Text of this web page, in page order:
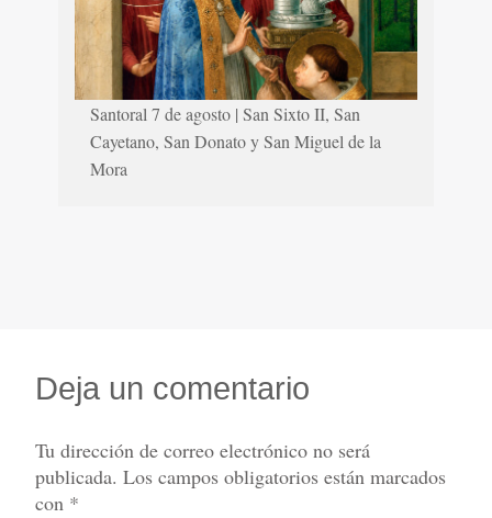
Santoral 7 de agosto | San Sixto II, San
Cayetano, San Donato y San Miguel de la
Mora
Deja un comentario
Tu dirección de correo electrónico no será
publicada. Los campos obligatorios están marcados
con *